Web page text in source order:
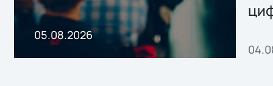
05.08.2026